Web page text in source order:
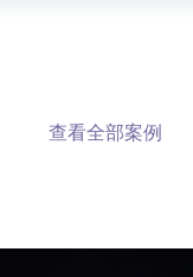
查看全部案例